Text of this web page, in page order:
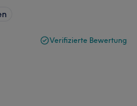
Verifizierte Bewertung